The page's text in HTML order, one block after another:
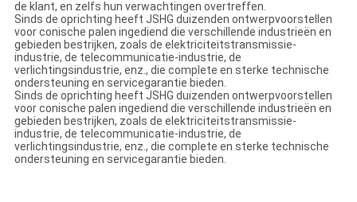
de klant, en zelfs hun verwachtingen overtreffen.
Sinds de oprichting heeft JSHG duizenden ontwerpvoorstellen
voor conische palen ingediend die verschillende industrieën en
gebieden bestrijken, zoals de elektriciteitstransmissie-
industrie, de telecommunicatie-industrie, de
verlichtingsindustrie, enz., die complete en sterke technische
ondersteuning en servicegarantie bieden.
Sinds de oprichting heeft JSHG duizenden ontwerpvoorstellen
voor conische palen ingediend die verschillende industrieën en
gebieden bestrijken, zoals de elektriciteitstransmissie-
industrie, de telecommunicatie-industrie, de
verlichtingsindustrie, enz., die complete en sterke technische
ondersteuning en servicegarantie bieden.